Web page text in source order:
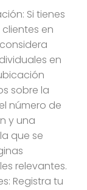
Si tienes
en
en
sobre la
número de
y una
que se
relevantes.
Registra tu